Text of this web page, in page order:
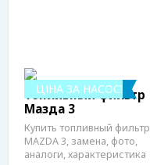
ЦІНА ЗА НАСОС!
Топливный фильтр
Мазда 3
Купить топливный фильтр
MAZDA 3, замена, фото,
аналоги, характеристика